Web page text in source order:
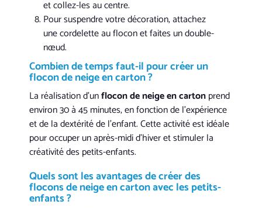
et collez-les au centre.
Pour suspendre votre décoration, attachez
une cordelette au flocon et faites un double-
nœud.
Combien de temps faut-il pour créer un
flocon de neige en carton?
La réalisation d’unflocon de neige en cartonprend
environ 30 à 45 minutes, en fonction de l’expérience
et de la dextérité de l’enfant. Cette activité est idéale
pour occuper un après-midi d’hiver et stimuler la
créativité des petits-enfants.
Quels sont les avantages de créer des
flocons de neige en cartonavec les petits-
enfants ?